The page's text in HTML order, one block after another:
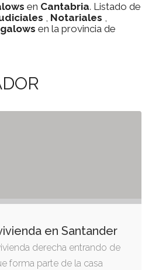
en Cantabria. Listado de
, Notariales ,
en la provincia de
en Santander
derecha entrando de
forma parte de la casa